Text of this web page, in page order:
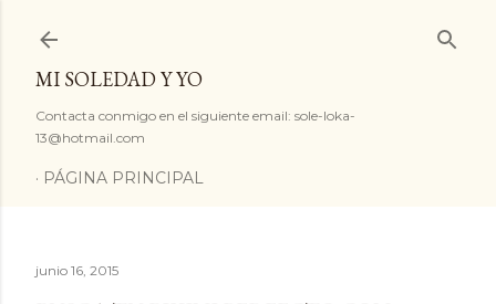
MI SOLEDAD Y YO
Contacta conmigo en el siguiente email: sole-loka-
13@hotmail.com
PÁGINA PRINCIPAL
junio 16, 2015